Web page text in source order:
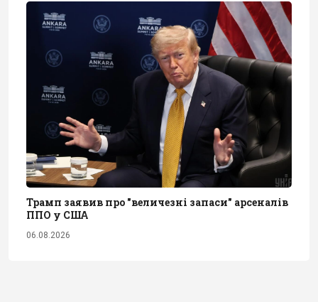
Трамп заявив про "величезні запаси" арсеналів
ППО у США
06.08.2026